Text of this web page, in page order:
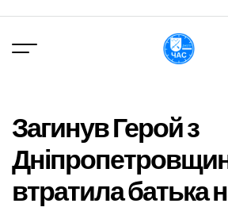
вмісту
Загинув Герой з
втратила батька